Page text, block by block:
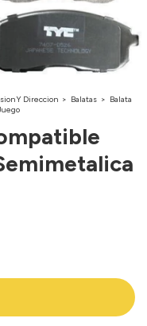
Y Direccion > Balatas > Balata